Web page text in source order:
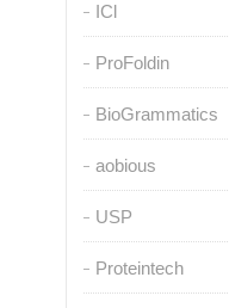
ICl
ProFoldin
BioGrammatics
aobious
USP
Proteintech